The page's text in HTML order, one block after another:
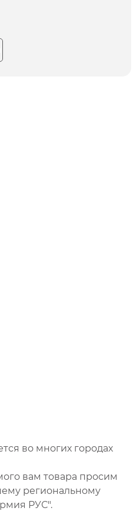
во многих городах
вам товара просим
региональному
РУС".